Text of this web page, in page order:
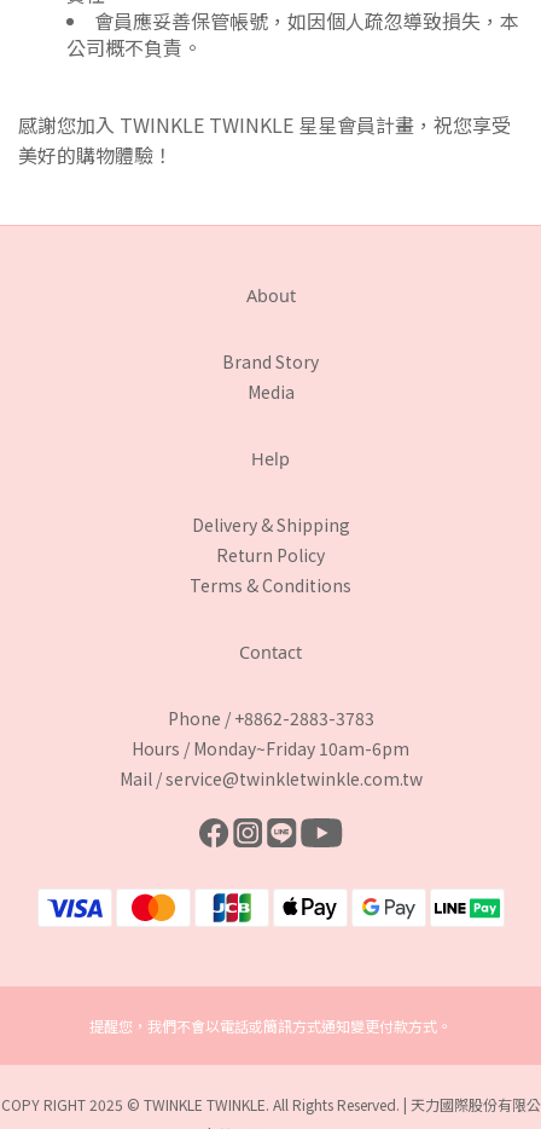
會員應妥善保管帳號，如因個人疏忽導致損失，本
公司概不負責。
感謝您加入 TWINKLE TWINKLE 星星會員計畫，祝您享受
美好的購物體驗！
About
Brand Story
Media
Help
Delivery & Shipping
Return Policy
Terms & Conditions
Contact
Phone / +8862-2883-3783
Hours / Monday~Friday 10am-6pm
Mail / service@twinkletwinkle.com.tw
提醒您，我們不會以電話或簡訊方式通知變更付款方式。
COPY RIGHT 2025 © TWINKLE TWINKLE. All Rights Reserved. | 天力國際股份有限公